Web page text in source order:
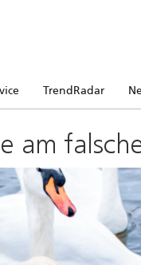
TrendRadar
am